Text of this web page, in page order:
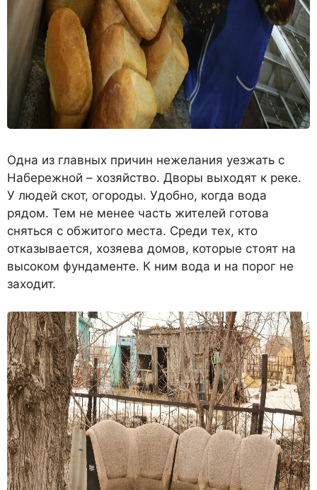
Одна из главных причин не­желания уезжать с
Набережной – хозяйство. Дворы выходят к реке.
У людей скот, огороды. Удобно, когда вода
рядом. Тем не менее часть жителей готова
сняться с обжитого места. Сре­ди тех, кто
отказывается, хозя­ева домов, которые стоят на
вы­соком фундаменте. К ним вода и на по­рог не
заходит.